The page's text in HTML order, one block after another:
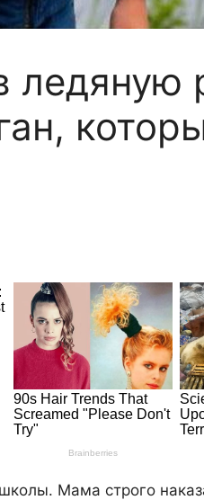
ледяную
Мама строго